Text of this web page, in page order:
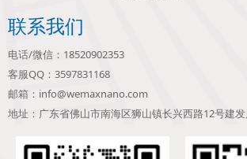
联系我们
电话/微信：18520902353
客服QQ：3597831168
邮箱：info@wemaxnano.com
地址：广东省佛山市南海区狮山镇长兴西路12号建